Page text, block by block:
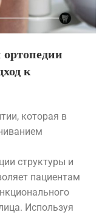
к
которая в
структуры и
пациентам
Используя